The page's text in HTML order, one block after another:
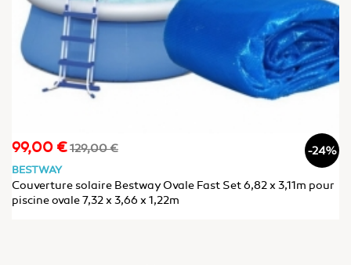
Prix
99,00 €Prix
129,00 € -24%
BESTWAY
Couverture solaire Bestway Ovale Fast Set 6,82 x 3,11m pour
piscine ovale 7,32 x 3,66 x 1,22m